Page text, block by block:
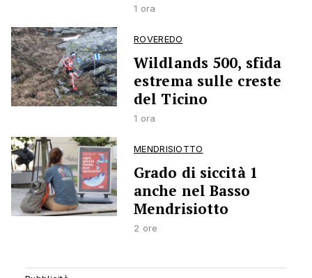
1 ora
ROVEREDO
Wildlands 500, sfida
estrema sulle creste
del Ticino
1 ora
MENDRISIOTTO
Grado di siccità 1
anche nel Basso
Mendrisiotto
2 ore